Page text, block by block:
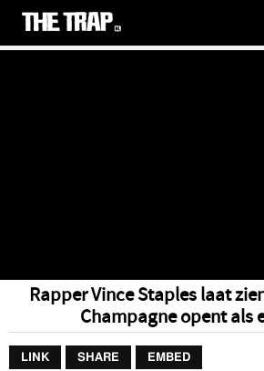
Rapper Vince Staples laat
Champagne opent als
LINK SHARE EMBED